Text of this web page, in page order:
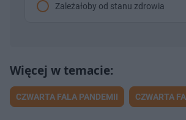
Zależałoby od stanu zdrowia
CZWARTA FALA PANDEMII CZWARTA